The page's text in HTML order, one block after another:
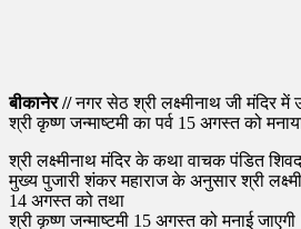
बीकानेर //नगर सेठ श्री लक्ष्मीनाथ जी मंदिर
श्री कृष्ण जन्माष्टमी का पर्व 15 अगस्त को
श्री लक्ष्मीनाथ मंदिर के कथा वाचक पंडित
मुख्य पुजारी शंकर महाराज के अनुसार श्री
14 अगस्त को तथा
श्री कृष्ण जन्माष्टमी 15 अगस्त को मनाई